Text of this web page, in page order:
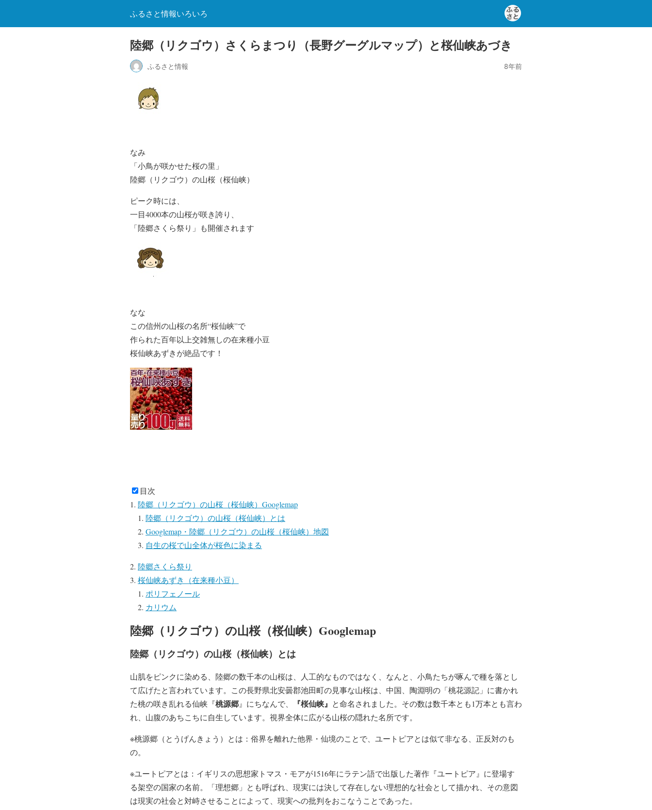
ふるさと情報いろいろ
陸郷（リクゴウ）さくらまつり（長野グーグルマップ）と桜仙峡あづき
ふるさと情報 8年前
なみ
「小鳥が咲かせた桜の里」
陸郷（リクゴウ）の山桜（桜仙峡）
ピーク時には、
一目4000本の山桜が咲き誇り、
「陸郷さくら祭り」も開催されます
なな
この信州の山桜の名所“桜仙峡”で
作られた百年以上交雑無しの在来種小豆
桜仙峡あずきが絶品です！
目次
陸郷（リクゴウ）の山桜（桜仙峡）Googlemap
陸郷（リクゴウ）の山桜（桜仙峡）とは
Googlemap・陸郷（リクゴウ）の山桜（桜仙峡）地図
自生の桜で山全体が桜色に染まる
陸郷さくら祭り
桜仙峡あずき（在来種小豆）
ポリフェノール
カリウム
陸郷（リクゴウ）の山桜（桜仙峡）Googlemap
陸郷（リクゴウ）の山桜（桜仙峡）とは
山肌をピンクに染める、陸郷の数千本の山桜は、人工的なものではなく、なんと、小鳥たちが啄んで種を落とし
て広げたと言われています。この長野県北安曇郡池田町の見事な山桜は、中国、陶淵明の「桃花源記」に書かれ
た桃の咲き乱れる仙峡『桃源郷』にちなんで、 『桜仙峡』 と命名されました。その数は数千本とも1万本とも言わ
れ、山腹のあちこちに自生しています。視界全体に広がる山桜の隠れた名所です。
※桃源郷（とうげんきょう）とは：俗界を離れた他界・仙境のことで、ユートピアとは似て非なる、正反対のも
の。
※ユートピアとは：イギリスの思想家トマス・モアが1516年にラテン語で出版した著作『ユートピア』に登場す
る架空の国家の名前。「理想郷」とも呼ばれ、現実には決して存在しない理想的な社会として描かれ、その意図
は現実の社会と対峙させることによって、現実への批判をおこなうことであった。